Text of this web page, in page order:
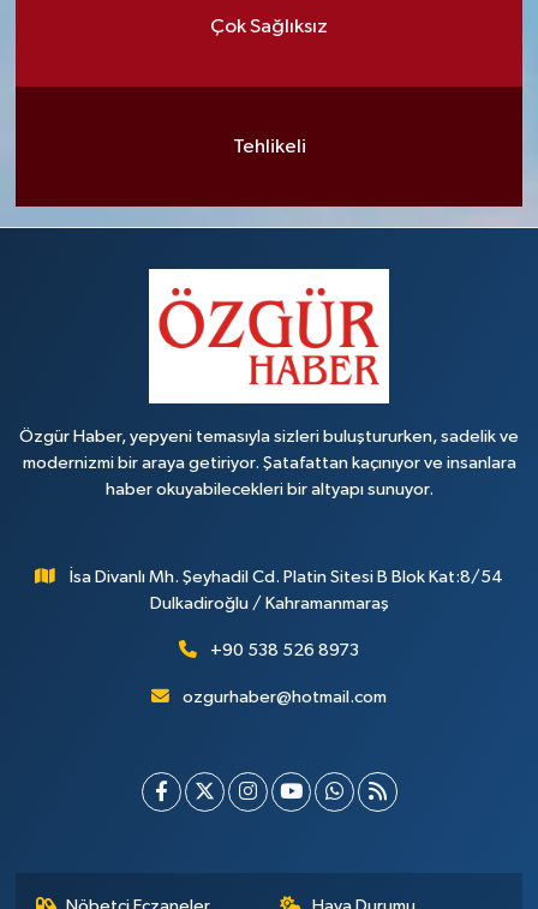
Çok Sağlıksız
Tehlikeli
Özgür Haber, yepyeni temasıyla sizleri buluştururken, sadelik ve
modernizmi bir araya getiriyor. Şatafattan kaçınıyor ve insanlara
haber okuyabilecekleri bir altyapı sunuyor.
İsa Divanlı Mh. Şeyhadil Cd. Platin Sitesi B Blok Kat:8/54
Dulkadiroğlu / Kahramanmaraş
+90 538 526 8973
ozgurhaber@hotmail.com